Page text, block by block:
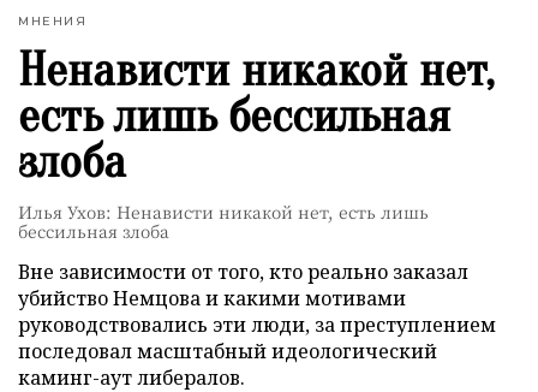
МНЕНИЯ
Ненависти никакой нет,
есть лишь бессильная
злоба
Илья Ухов: Ненависти никакой нет, есть лишь
бессильная злоба
Вне зависимости от того, кто реально заказал
убийство Немцова и какими мотивами
руководствовались эти люди, за преступлением
последовал масштабный идеологический
каминг-аут либералов.